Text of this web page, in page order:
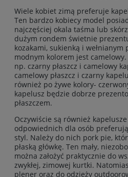
Wiele kobiet zimą preferuje
Ten bardzo kobiecy model
najczęściej okala taśma lub
dużym rondem świetnie
kozakami, sukienką i wełnianym
modnym kolorem jest
np. czarny płaszcz i camelowy
camelowy płaszcz i czarny
również po żywe kolory-
kapelusz będzie dobrze
płaszczem.
Oczywiście są również
odpowiednich dla osób
styl. Należy do nich pork pie,
płaską główkę. Ten mały,
można założyć praktycznie do
zwykłej, zimowej kurtki.
plener oraz do odzieży